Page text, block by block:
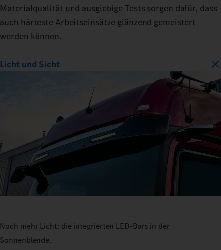
Materialqualität und ausgiebige Tests sorgen dafür, dass
auch härteste Arbeitseinsätze glänzend gemeistert
werden können.
Licht und Sicht
Noch mehr Licht: die integrierten LED-Bars in der
Sonnenblende.